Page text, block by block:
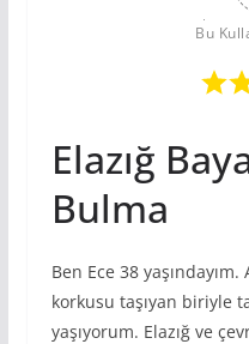
Bu
Elazığ
Bulma
Ben Ece 38
korkusu taşıyan biriyle
yaşıyorum. Elazığ ve